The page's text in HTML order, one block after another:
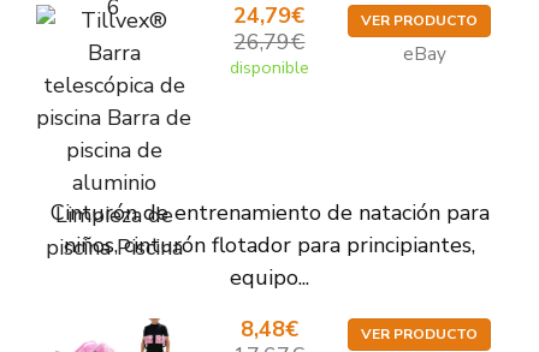
24,79€
26,79€
disponible
VER PRODUCTO
eBay
Cinturón de entrenamiento de natación para
niños, cinturón flotador para principiantes,
equipo...
8,48€
VER PRODUCTO